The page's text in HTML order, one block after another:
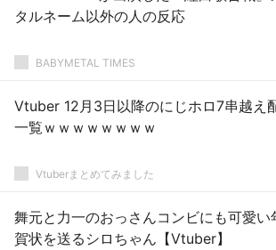
タルネーム以外の人の反応
BABYMETAL TIMES
Vtuber 12月3日以降のにじホロ7串越え
一覧ｗｗｗｗｗｗｗｗ
Vtuberまとめてみました
舞元と力一のおっさんコンビにも可愛い
賀状を送るシロちゃん【Vtuber】